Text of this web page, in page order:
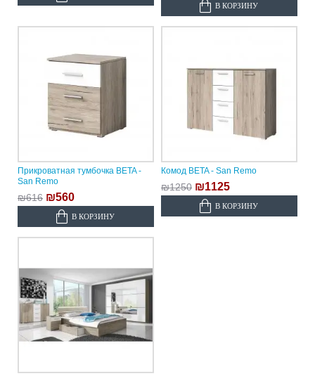
В КОРЗИНУ
Прикроватная тумбочка BETA -
San Remo
₪616 ₪560
В КОРЗИНУ
Комод BETA - San Remo
₪1250 ₪1125
В КОРЗИНУ